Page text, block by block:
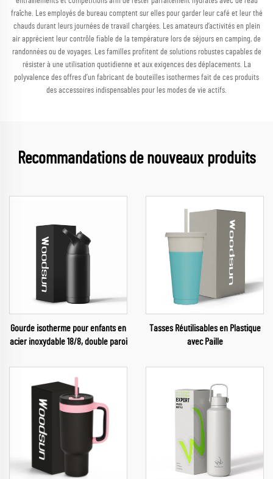
fraîche. Les employés de bureau comptent sur elles pour garder leur café et leur thé
chauds durant leurs journées de travail chargées. Les amateurs d’activités en plein
air apprécient leur contrôle fiable de la température lors de séjours en camping, de
randonnées ou de voyages. Les familles profitent de solutions robustes capables de
résister à une utilisation quotidienne et aux exigences des déplacements. La
polyvalence des offres d’un fabricant de bouteilles isothermes fait de ces produits
des accessoires indispensables pour les modes de vie actifs.
Recommandations de nouveaux produits
Gourde isotherme pour enfants en
acier inoxydable 18/8, double paroi
Tasses Réutilisables en Plastique
avec Paille